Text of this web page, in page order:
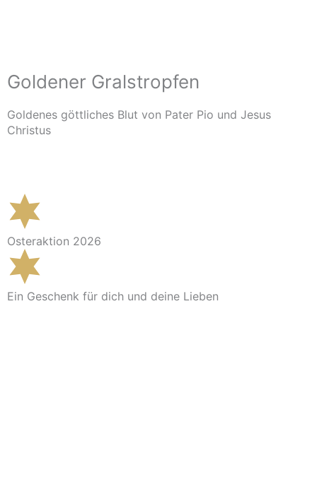
Goldener Gralstropfen
Goldenes göttliches Blut von Pater Pio und Jesus
Christus
Osteraktion 2026
Ein Geschenk für dich und deine Lieben